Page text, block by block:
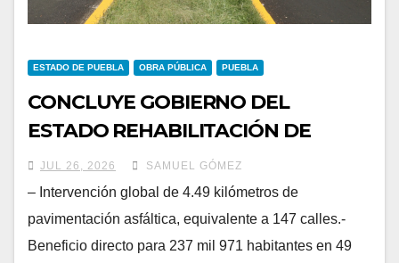
ESTADO DE PUEBLA OBRA PÚBLICA PUEBLA
CONCLUYE GOBIERNO DEL
ESTADO REHABILITACIÓN DE
CUATRO AVENIDAS DEL
PROGRAMA DE PAVIMENTACIÓN
2026
JUL 26, 2026 SAMUEL GÓMEZ
– Intervención global de 4.49 kilómetros de
pavimentación asfáltica, equivalente a 147 calles.-
Beneficio directo para 237 mil 971 habitantes en 49